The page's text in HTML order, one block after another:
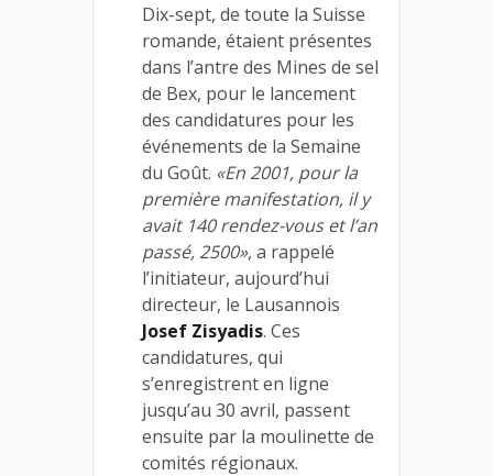
Dix-sept, de toute la Suisse
romande, étaient présentes
dans l’antre des Mines de sel
de Bex, pour le lancement
des candidatures pour les
événements de la Semaine
du Goût. «En 2001, pour la
première manifestation, il y
avait 140 rendez-vous et l’an
passé, 2500», a rappelé
l’initiateur, aujourd’hui
directeur, le Lausannois
Josef Zisyadis. Ces
candidatures, qui
s’enregistrent en ligne
jusqu’au 30 avril, passent
ensuite par la moulinette de
comités régionaux.